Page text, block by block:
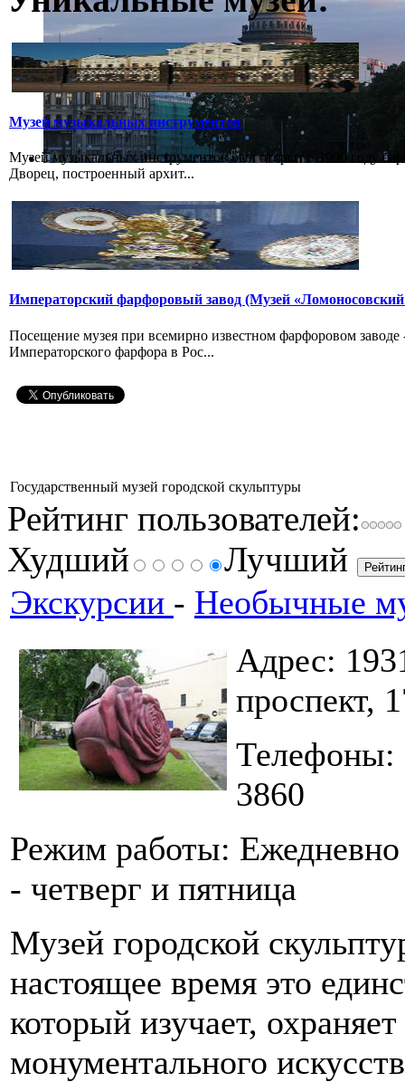
Музей музыкальных инструментов
Музей музыкальных инструментов был открыт в 1900 году
Дворец, построенный архит...
Императорский фарфоровый завод (Музей
Посещение музея при всемирно известном фарфоровом
Императорского фарфора в Рос...
Государственный музей городской скульптуры
Рейтинг пользователей:
Худший
Лучший
Экскурсии - Необычные
Адрес:
проспект,
Телефоны:
3860
Режим работы:
- четверг и пятница
Музей городской
настоящее время это
который изучает,
монументального